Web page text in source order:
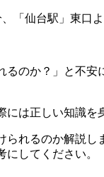
「仙台駅」東口
るのか？」と不
は正しい知識を
れるのか解説
してください。